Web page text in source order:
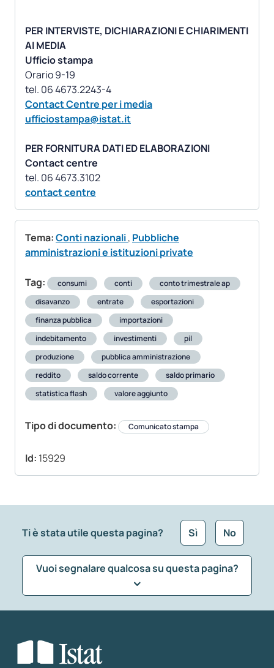
PER INTERVISTE, DICHIARAZIONI E CHIARIMENTI
AI MEDIA
Ufficio stampa
Orario 9-19
Contact Centre per i media
ufficiostampa@istat.it
PER FORNITURA DATI ED ELABORAZIONI
Contact centre
contact centre
Tema:Conti nazionali, Pubbliche
amministrazioni e istituzioni private
Tag: consumi conti
conto trimestrale ap
disavanzo
entrate
esportazioni
finanza pubblica
importazioni
indebitamento
investimenti
pil
produzione
pubblica amministrazione
reddito
saldo corrente
saldo primario
statistica flash
valore aggiunto
Tipo di documento: Comunicato stampa
Id: 15929
Ti è stata utile questa pagina? Sì No
Vuoi segnalare qualcosa su questa pagina?
Seleziona la tipologia della segnalazione